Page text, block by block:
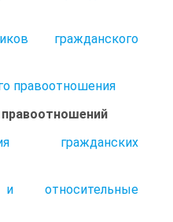
гражданского
правоотношения
гражданских